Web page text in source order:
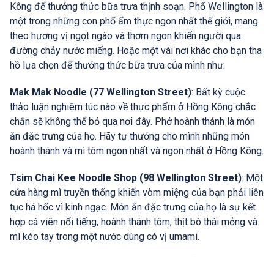
Kông để thưởng thức bữa trưa thịnh soạn. Phố Wellington là
một trong những con phố ẩm thực ngon nhất thế giới, mang
theo hương vị ngọt ngào và thơm ngon khiến người qua
đường chảy nước miếng. Hoặc một vài nơi khác cho bạn tha
hồ lựa chọn để thưởng thức bữa trưa của mình như:
Mak Mak Noodle (77 Wellington Street): Bất kỳ cuộc
thảo luận nghiêm túc nào về thực phẩm ở Hồng Kông chắc
chắn sẽ không thể bỏ qua nơi đây. Phở hoành thánh là món
ăn đặc trưng của họ. Hãy tự thưởng cho mình những món
hoành thánh và mì tôm ngon nhất và ngon nhất ở Hồng Kông.
Tsim Chai Kee Noodle Shop (98 Wellington Street): Một
cửa hàng mì truyền thống khiến vòm miệng của bạn phải liên
tục há hốc vì kinh ngạc. Món ăn đặc trưng của họ là sự kết
hợp cá viên nổi tiếng, hoành thánh tôm, thịt bò thái mỏng và
mì kéo tay trong một nước dùng có vị umami.